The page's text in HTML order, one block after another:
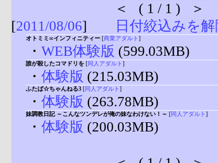
＜ ( 1 / 1 ) ＞
[2011/08/06] 日付絞込みを
オトミミ∞インフィニティー [商業アダルト ]
・ WEB体験版 (599.03MB)
誰が殺したコマドリを [同人アダルト ]
・ 体験版 (215.03MB)
ふたば☆ちゃんねる3 [同人アダルト ]
・ 体験版 (263.78MB)
妹調教日記 ～こんなツンデレが俺の妹なわけない！～ [同人アダルト ]
・ 体験版 (200.03MB)